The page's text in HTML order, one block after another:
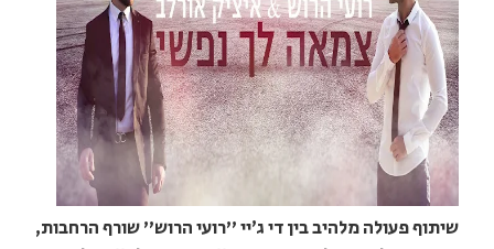
שיתוף פעולה מלהיב בין די ג׳יי "רועי הרוש" שורף הרחבות,